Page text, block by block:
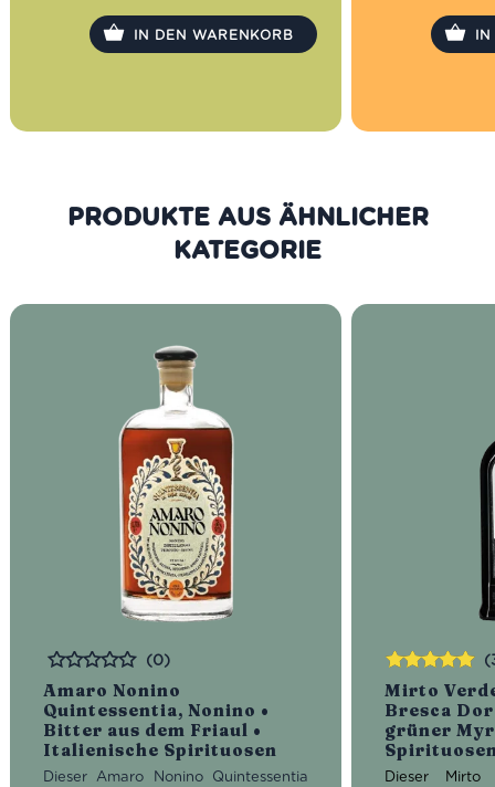
IN DEN WARENKORB IN
PRODUKTE AUS DER GLEICHEN
KATEGORIE
Amaro Nonino
Quintessentia, Nonino •
Bitter aus dem Friaul •
Italienische Spirituosen
Bewertet
(0)
Dieser Amaro Nonino Quintessentia
Mirto
Bresca
grüner
Dieser
Bewertet
mit5.00
von
5